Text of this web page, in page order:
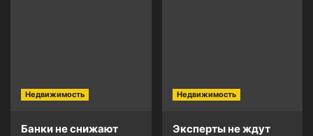
Недвижимость
Банки не снижают
Недвижимость
Эксперты не ждут